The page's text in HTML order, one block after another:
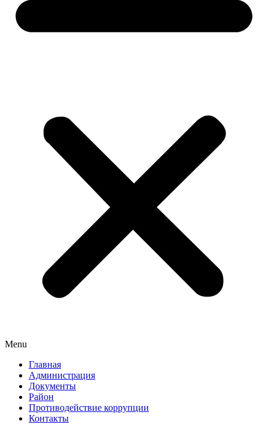
Menu
Главная
Администрация
Документы
Район
Противодействие коррупции
Контакты